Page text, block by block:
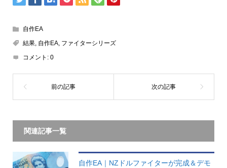
自作EA
結果, 自作EA, ファイターシリーズ
コメント: 0
関連記事一覧
自作EA｜NZドルファイターが完成＆デモ